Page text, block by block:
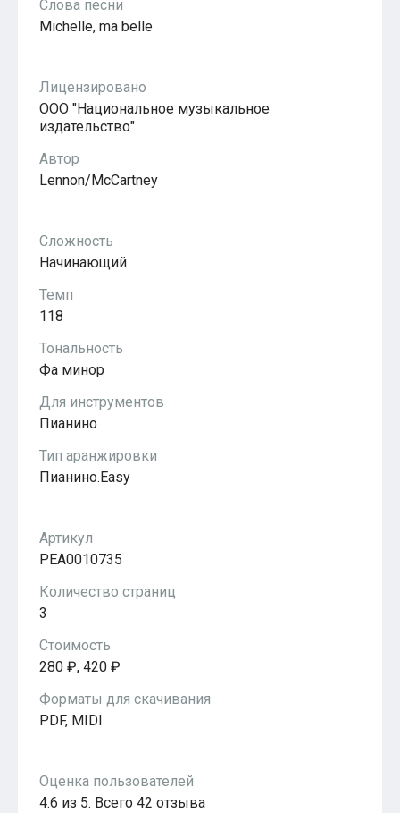
Популярное
Бесплатные
Слова песни
Michelle, ma belle
Лицензировано
ООО "Национальное музыкальное
издательство"
Автор
Lennon/McCartney
Сложность
Начинающий
Темп
118
Тональность
Фа минор
Для инструментов
Пианино
Тип аранжировки
Пианино.Easy
Артикул
PEA0010735
Количество страниц
3
Стоимость
280 ₽, 420 ₽
Форматы для скачивания
PDF, MIDI
Оценка пользователей
4.6 из 5. Всего 42 отзыва